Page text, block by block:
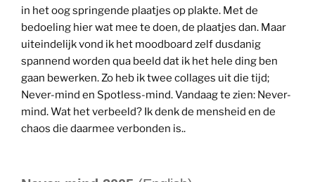
in het oog springende plaatjes op plakte. Met de
bedoeling hier wat mee te doen, de plaatjes dan. Maar
uiteindelijk vond ik het moodboard zelf dusdanig
spannend worden qua beeld dat ik het hele ding ben
gaan bewerken. Zo heb ik twee collages uit die tijd;
Never-mind en Spotless-mind. Vandaag te zien: Never-
mind. Wat het verbeeld? Ik denk de mensheid en de
chaos die daarmee verbonden is..